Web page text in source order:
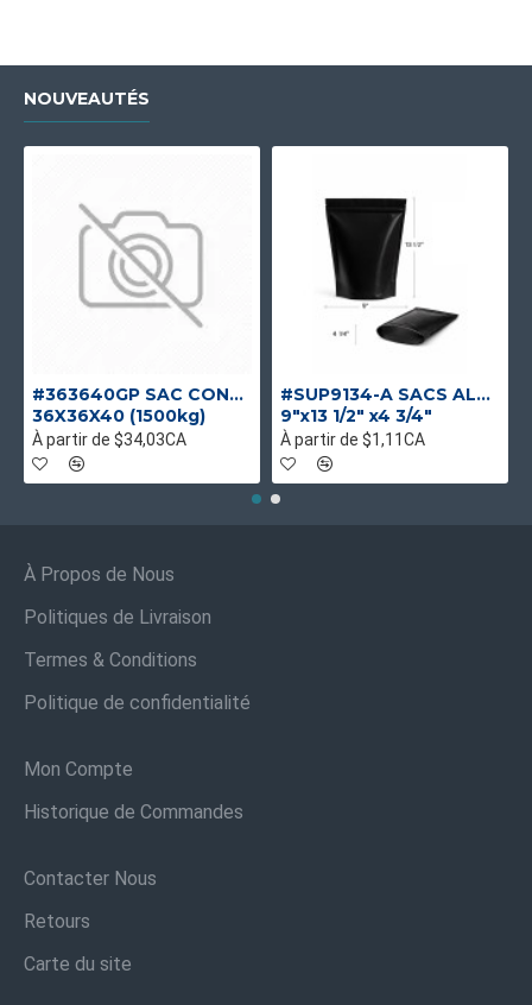
NOUVEAUTÉS
#363640GP SAC CONTENEUR GOUL/PLAT UV UNIQUE
36X36X40 (1500kg)
À partir de $34,03CA
#SUP9134-A SACS ALUMINIUM NOIR MAT DEBOUT
9"x13 1/2" x4 3/4"
À partir de $1,11CA
À Propos de Nous
Politiques de Livraison
Termes & Conditions
Politique de confidentialité
Mon Compte
Historique de Commandes
Contacter Nous
Retours
Carte du site